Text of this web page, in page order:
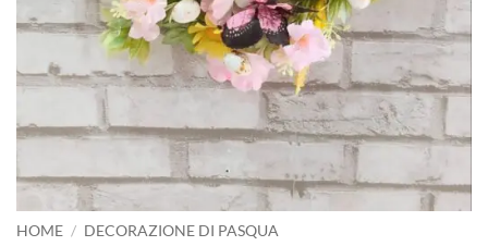
HOME / DECORAZIONE DI PASQUA